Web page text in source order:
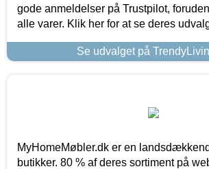
gode anmeldelser på Trustpilot,
alle varer. Klik her for at se deres
Se udvalget på
MyHomeMøbler.dk er en
butikker. 80 % af deres sortiment på